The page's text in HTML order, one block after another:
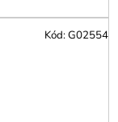
Kód:G02554